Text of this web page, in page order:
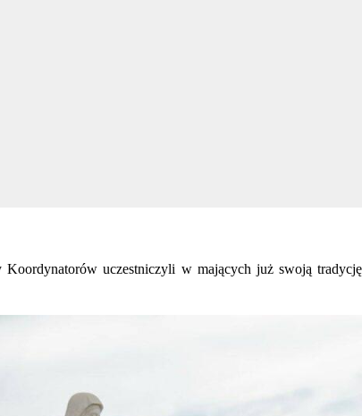
uczestniczyli w mających już swoją tradycję